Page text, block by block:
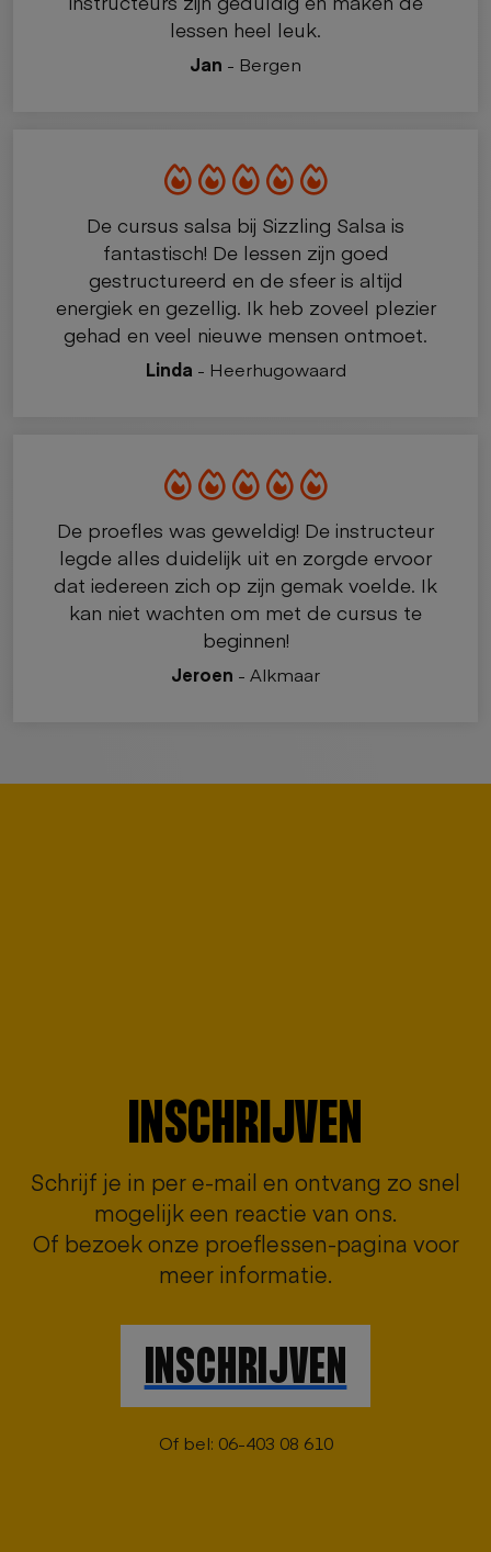
lessen heel leuk.
Jan - Bergen
De cursus salsa bij Sizzling Salsa is
fantastisch! De lessen zijn goed
gestructureerd en de sfeer is altijd
energiek en gezellig. Ik heb zoveel plezier
gehad en veel nieuwe mensen ontmoet.
Linda - Heerhugowaard
De proefles was geweldig! De instructeur
legde alles duidelijk uit en zorgde ervoor
dat iedereen zich op zijn gemak voelde. Ik
kan niet wachten om met de cursus te
beginnen!
Jeroen - Alkmaar
INSCHRIJVEN
Schrijf je in per e-mail en ontvang zo snel
mogelijk een reactie van ons.
Of bezoek onze proeflessen-pagina voor
meer informatie.
INSCHRIJVEN
Of bel: 06-403 08 610